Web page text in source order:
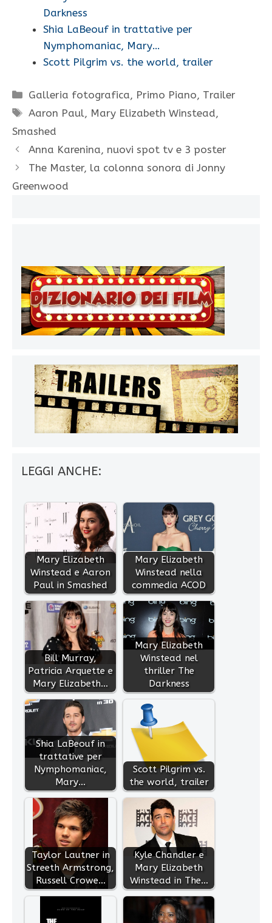
Darkness
Shia LaBeouf in trattative per
Nymphomaniac, Mary…
Scott Pilgrim vs. the world, trailer
Categorie
Galleria fotografica, Primo Piano, Trailer
Tag
Aaron Paul, Mary Elizabeth Winstead,
Smashed
Anna Karenina, nuovi spot tv e 3 poster
The Master, la colonna sonora di Jonny
Greenwood
LEGGI ANCHE:
Mary Elizabeth
Winstead e Aaron
Paul in Smashed
Mary Elizabeth
Winstead nella
commedia ACOD
Bill Murray,
Patricia Arquette e
Mary Elizabeth…
Mary Elizabeth
Winstead nel
thriller The
Darkness
Shia LaBeouf in
trattative per
Nymphomaniac,
Mary…
Scott Pilgrim vs.
the world, trailer
Taylor Lautner in
Streeth Armstrong,
Russell Crowe…
Kyle Chandler e
Mary Elizabeth
Winstead in The…